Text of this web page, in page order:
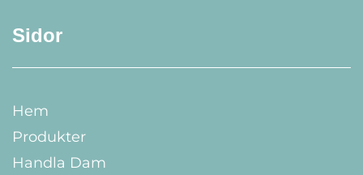
Sidor
Hem
Produkter
Handla Dam